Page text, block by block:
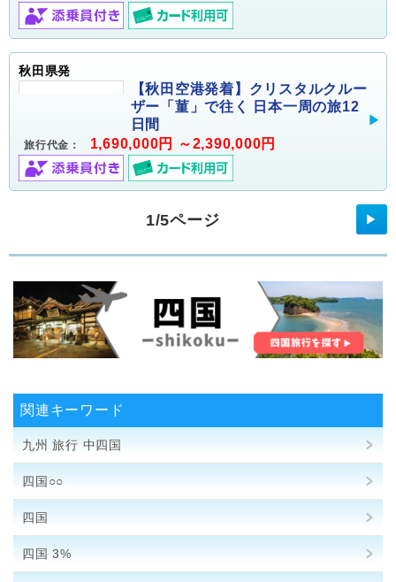
秋田県発
【秋田空港発着】クリスタルクルー
ザー「菫」で往く 日本一周の旅12
日間
旅行代金： 1,690,000円 ～2,390,000円
1/5ページ ▶
関連キーワード
九州 旅行 中四国
四国○○
四国
四国 3%